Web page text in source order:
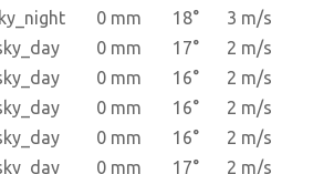
0 mm 18°
3 m/s
0 mm 17°
2 m/s
0 mm 16°
2 m/s
0 mm 16°
2 m/s
0 mm 16°
2 m/s
0 mm 17°
2 m/s